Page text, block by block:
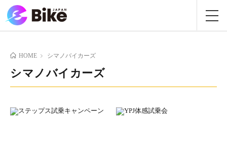
HOME シマノバイカーズ
シマノバイカーズ